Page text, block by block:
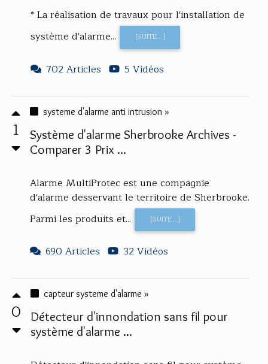
* La réalisation de travaux pour l'installation de
système d'alarme...
[SUITE...]
702 Articles 5 Vidéos
1
systeme d'alarme anti intrusion »
Système d'alarme Sherbrooke Archives -
Comparer 3 Prix ...
Alarme MultiProtec est une compagnie
d'alarme desservant le territoire de Sherbrooke.
Parmi les produits et...
[SUITE...]
690 Articles 32 Vidéos
0
capteur systeme d'alarme »
Détecteur d'innondation sans fil pour
système d'alarme ...